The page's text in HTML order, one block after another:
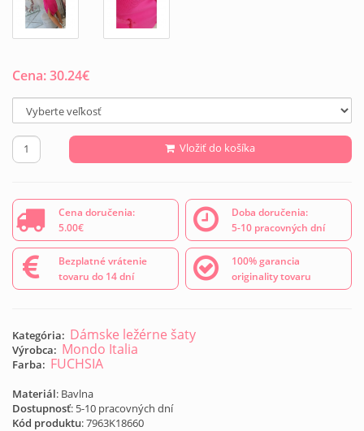
Cena:30.24€
Vložiť do košíka
Cena doručenia:
5.00€
Doba doručenia:
5-10 pracovných dní
Bezplatné vrátenie
tovaru do 14 dní
100% garancia
originality tovaru
Kategória: Dámske ležérne šaty
Výrobca: Mondo Italia
Farba: FUCHSIA
Materiál: Bavlna
Dostupnosť: 5-10 pracovných dní
Kód produktu:7963K18660